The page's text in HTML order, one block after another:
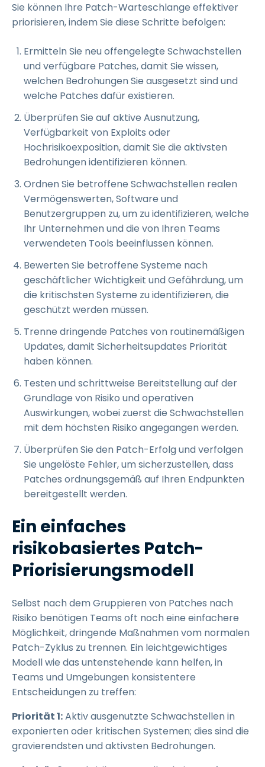
Sie können Ihre Patch-Warteschlange effektiver
priorisieren, indem Sie diese Schritte befolgen:
Ermitteln Sie neu offengelegte Schwachstellen
und verfügbare Patches, damit Sie wissen,
welchen Bedrohungen Sie ausgesetzt sind und
welche Patches dafür existieren.
Überprüfen Sie auf aktive Ausnutzung,
Verfügbarkeit von Exploits oder
Hochrisikoexposition, damit Sie die aktivsten
Bedrohungen identifizieren können.
Ordnen Sie betroffene Schwachstellen realen
Vermögenswerten, Software und
Benutzergruppen zu, um zu identifizieren, welche
Ihr Unternehmen und die von Ihren Teams
verwendeten Tools beeinflussen können.
Bewerten Sie betroffene Systeme nach
geschäftlicher Wichtigkeit und Gefährdung, um
die kritischsten Systeme zu identifizieren, die
geschützt werden müssen.
Trenne dringende Patches von routinemäßigen
Updates, damit Sicherheitsupdates Priorität
haben können.
Testen und schrittweise Bereitstellung auf der
Grundlage von Risiko und operativen
Auswirkungen, wobei zuerst die Schwachstellen
mit dem höchsten Risiko angegangen werden.
Überprüfen Sie den Patch-Erfolg und verfolgen
Sie ungelöste Fehler, um sicherzustellen, dass
Patches ordnungsgemäß auf Ihren Endpunkten
bereitgestellt werden.
Ein einfaches
risikobasiertes Patch-
Priorisierungsmodell
Selbst nach dem Gruppieren von Patches nach
Risiko benötigen Teams oft noch eine einfachere
Möglichkeit, dringende Maßnahmen vom normalen
Patch-Zyklus zu trennen. Ein leichtgewichtiges
Modell wie das untenstehende kann helfen, in
Teams und Umgebungen konsistentere
Entscheidungen zu treffen:
Priorität 1:Aktiv ausgenutzte Schwachstellen in
exponierten oder kritischen Systemen; dies sind die
gravierendsten und aktivsten Bedrohungen.